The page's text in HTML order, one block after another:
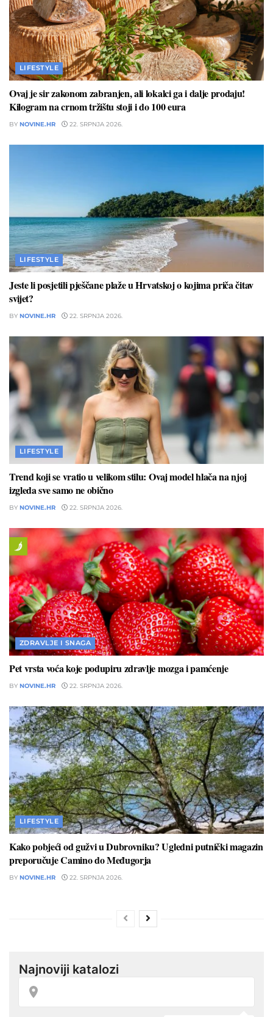
LIFESTYLE
Ovaj je sir zakonom zabranjen, ali lokalci ga i dalje prodaju!
Kilogram na crnom tržištu stoji i do 100 eura
BY NOVINE.HR 22. SRPNJA 2026.
LIFESTYLE
Jeste li posjetili pješčane plaže u Hrvatskoj o kojima priča čitav
svijet?
BY NOVINE.HR 22. SRPNJA 2026.
LIFESTYLE
Trend koji se vratio u velikom stilu: Ovaj model hlača na njoj
izgleda sve samo ne obično
BY NOVINE.HR 22. SRPNJA 2026.
ZDRAVLJE I SNAGA
Pet vrsta voća koje podupiru zdravlje mozga i pamćenje
BY NOVINE.HR 22. SRPNJA 2026.
LIFESTYLE
Kako pobjeći od gužvi u Dubrovniku? Ugledni putnički magazin
preporučuje Camino do Međugorja
BY NOVINE.HR 22. SRPNJA 2026.